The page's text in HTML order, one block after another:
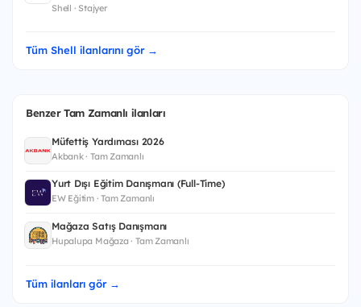
Shell · Stajyer
Tüm Shell ilanlarını gör →
Benzer Tam Zamanlı ilanları
Müfettiş Yardımcısı 2026
Akbank · Tam Zamanlı
Yurt Dışı Eğitim Danışmanı (Full-Time)
EW Eğitim · Tam Zamanlı
Mağaza Satış Danışmanı
Hupalupa Mağaza · Tam Zamanlı
Tüm ilanları gör →